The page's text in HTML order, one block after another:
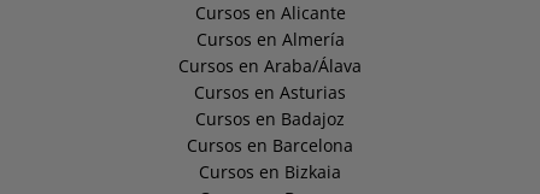
Cursos en Alicante
Cursos en Almería
Cursos en Araba/Álava
Cursos en Asturias
Cursos en Badajoz
Cursos en Barcelona
Cursos en Bizkaia